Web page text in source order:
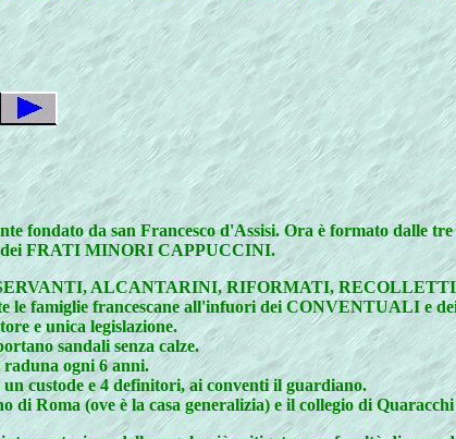
da san Francesco d'Assisi. Ora è formato dalle
FRATI MINORI CAPPUCCINI.
ALCANTARINI, RIFORMATI, RECOLLETTI
le famiglie francescane all'infuori dei CONVENTUALI e
e unica legislazione.
sandali senza calze.
ogni 6 anni.
custode e 4 definitori, ai conventi il guardiano.
Roma (ove è la casa generalizia) e il collegio di Quaracchi